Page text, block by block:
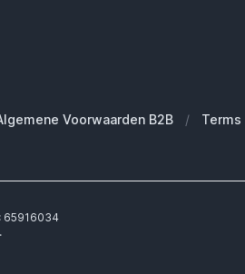
Voorwaarden B2B / Terms
65916034